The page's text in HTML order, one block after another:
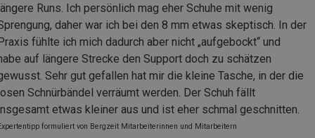
Runs. Ich persönlich mag eher Schuhe mit wenig
daher war ich bei den 8 mm etwas skeptisch. In der
fühlte ich mich dadurch aber nicht „aufgebockt“ und
auf längere Strecke den Support doch zu schätzen
Sehr gut gefallen hat mir die kleine Tasche, in der die
Schnürbändel verräumt werden. Der Schuh fällt
etwas kleiner aus und ist eher schmal geschnitten.
formuliert von Bergzeit Mitarbeiterinnen und Mitarbeitern